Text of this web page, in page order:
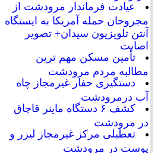
عیادت فرماندار مرودشت از
مجروحان حمله آمریکا به ایستگاه
آنتن تلویزیون سیدان+ تصویر
اصابت
تأمین مسکن مهم ترین
مطالبه مردم مرودشت
دستگیری حفار غیرمجاز چاه
آب درمرودشت
کشف ۶ دستگاه ماینر قاچاق
در مرودشت
تعطیلی مرکز غیرمجاز لیزر و
پوست در مرودشت